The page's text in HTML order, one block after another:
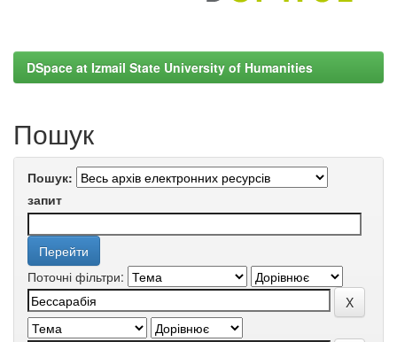
DSpace at Izmail State University of Humanities
Пошук
Пошук:
запит
Поточні фільтри: